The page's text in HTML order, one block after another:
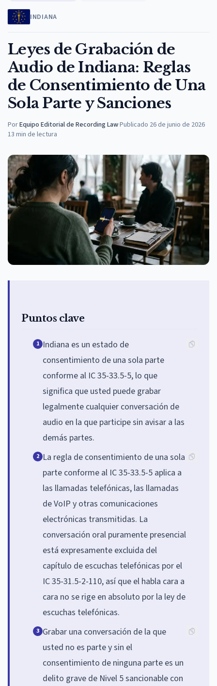
INDIANA
Leyes de Grabación de
Audio de Indiana: Reglas
de Consentimiento de Una
Sola Parte y Sanciones
PorEquipo Editorial de Recording Law·Publicado 26 de junio de 2026
13 min de lectura
Puntos clave
1 Indiana es un estado de
consentimiento de una sola parte
conforme al IC 35-33.5-5, lo que
significa que usted puede grabar
legalmente cualquier conversación de
audio en la que participe sin avisar a las
demás partes.
2 La regla de consentimiento de una sola
parte conforme al IC 35-33.5-5 aplica a
las llamadas telefónicas, las llamadas
de VoIP y otras comunicaciones
electrónicas transmitidas. La
conversación oral puramente presencial
está expresamente excluida del
capítulo de escuchas telefónicas por el
IC 35-31.5-2-110, así que el habla cara a
cara no se rige en absoluto por la ley de
escuchas telefónicas.
3 Grabar una conversación de la que
usted no es parte y sin el
consentimiento de ninguna parte es un
delito grave de Nivel 5 sancionable con